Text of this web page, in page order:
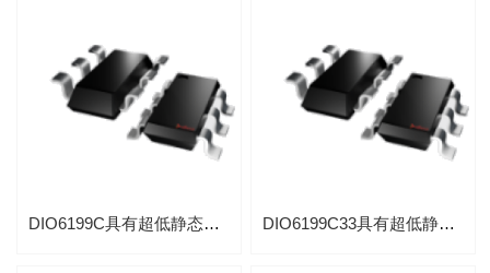
DIO6199C具有超低静态电流的同步升压IC芯片 DIO6199C33具有超低静态电流的同步升压IC芯片